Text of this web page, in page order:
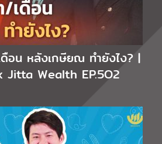
อน หลังเกษียณ ทำยังไง? |
Jitta Wealth EP.5O2